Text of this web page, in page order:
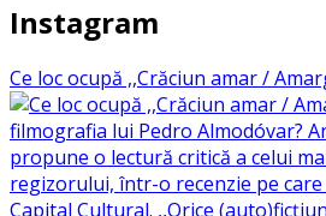
Instagram
Ce loc ocupă ,,Crăciun amar /